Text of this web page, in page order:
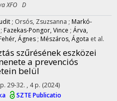
XFO D
; Orsós, Zsuzsanna ; Markó-
; Fazekas-Pongor, Vince ; Árva,
Ágnes ; Mészáros, Ágota et al.
szűrésének eszközei
a prevenciós
belül
29-32. , 4 p. (2024)
SZTE Publicatio